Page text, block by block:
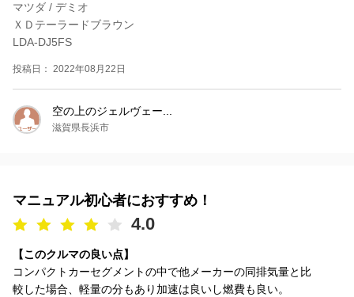
マツダ / デミオ
ＸＤテーラードブラウン
LDA-DJ5FS
投稿日： 2022年08月22日
空の上のジェルヴェー...
滋賀県長浜市
マニュアル初心者におすすめ！
4.0
【このクルマの良い点】
コンパクトカーセグメントの中で他メーカーの同排気量と比
較した場合、軽量の分もあり加速は良いし燃費も良い。